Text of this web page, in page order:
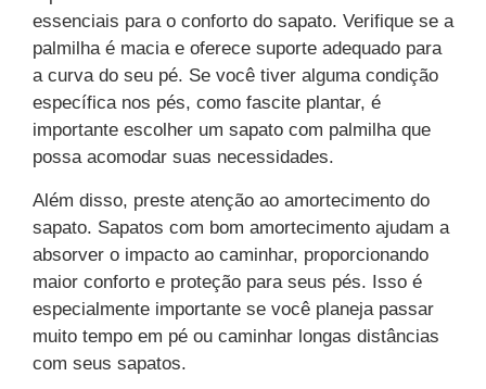
essenciais para o conforto do sapato. Verifique se a
palmilha é macia e oferece suporte adequado para
a curva do seu pé. Se você tiver alguma condição
específica nos pés, como fascite plantar, é
importante escolher um sapato com palmilha que
possa acomodar suas necessidades.
Além disso, preste atenção ao amortecimento do
sapato. Sapatos com bom amortecimento ajudam a
absorver o impacto ao caminhar, proporcionando
maior conforto e proteção para seus pés. Isso é
especialmente importante se você planeja passar
muito tempo em pé ou caminhar longas distâncias
com seus sapatos.